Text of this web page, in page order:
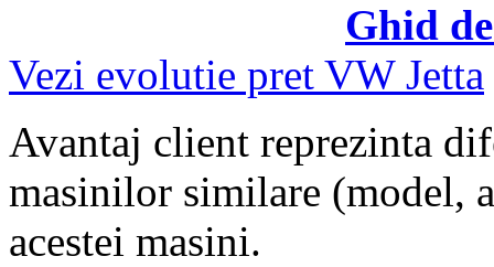
Ghid
Vezi evolutie pret VW Jetta
Avantaj client reprezinta
masinilor similare (model,
acestei masini.